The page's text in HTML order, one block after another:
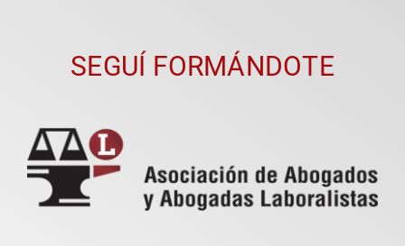
SEGUÍ FORMÁNDOTE